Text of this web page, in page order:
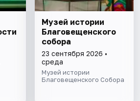
Музей истории
Благовещенского
собора
23 сентября 2026 •
среда
Музей истории
Благовещенского Собора